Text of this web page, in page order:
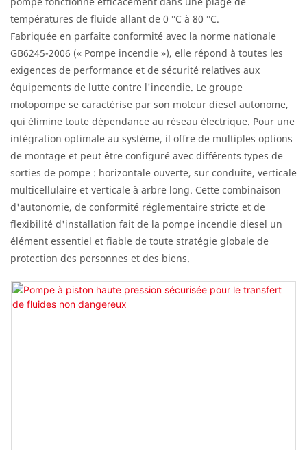
températures de fluide allant de 0 °C à 80 °C.
Fabriquée en parfaite conformité avec la norme nationale
GB6245-2006 (« Pompe incendie »), elle répond à toutes les
exigences de performance et de sécurité relatives aux
équipements de lutte contre l'incendie. Le groupe
motopompe se caractérise par son moteur diesel autonome,
qui élimine toute dépendance au réseau électrique. Pour une
intégration optimale au système, il offre de multiples options
de montage et peut être configuré avec différents types de
sorties de pompe : horizontale ouverte, sur conduite, verticale
multicellulaire et verticale à arbre long. Cette combinaison
d'autonomie, de conformité réglementaire stricte et de
flexibilité d'installation fait de la pompe incendie diesel un
élément essentiel et fiable de toute stratégie globale de
protection des personnes et des biens.